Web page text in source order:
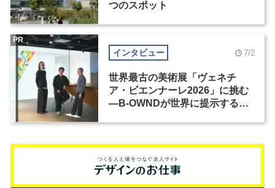
つのスポット
インタビュー 7/2
世界最古の美術展「ヴェネチ
ア・ビエンナーレ2026」に挑む
―B-OWNDが世界に提示する美
PR